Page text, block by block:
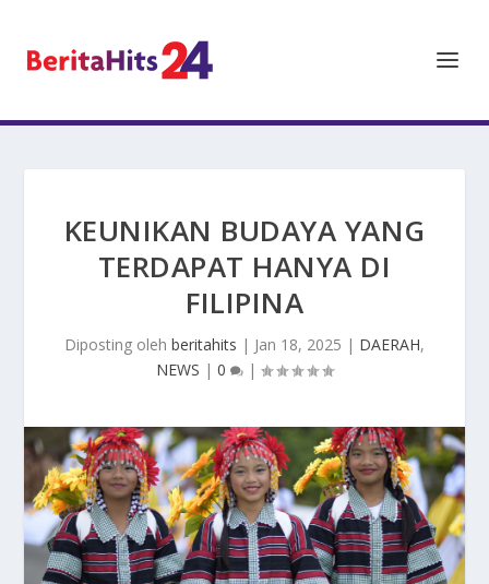
KEUNIKAN BUDAYA YANG
TERDAPAT HANYA DI
FILIPINA
Diposting oleh beritahits | Jan 18, 2025 | DAERAH,
NEWS | 0 |